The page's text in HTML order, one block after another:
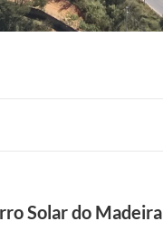
Solar do Madeira